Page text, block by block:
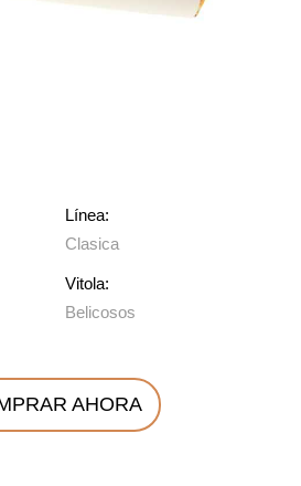
Línea:
Clasica
Vitola:
Belicosos
AHORA